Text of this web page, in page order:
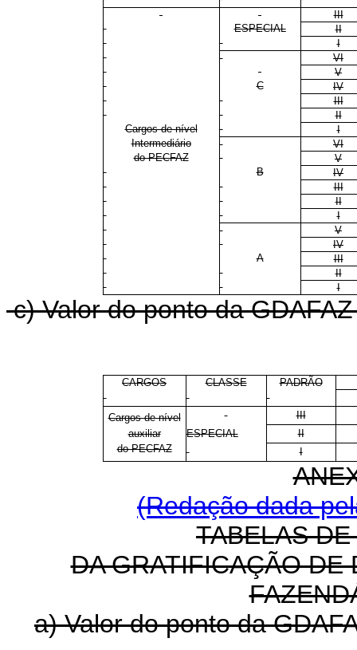
III
ESPECIAL
II
I
VI
V
C
IV
III
II
Cargos de nível
I
Intermediário
VI
do PECFAZ
V
B
IV
III
II
I
V
IV
A
III
II
I
c) Valor do ponto da
CARGOS CLASSE PADRÃO
Cargos de nível
III
auxiliar
ESPECIAL
II
do PECFAZ
I
(Redação dada
TABELAS
DA GRATIFICAÇÃO DE
a) Valor do ponto da